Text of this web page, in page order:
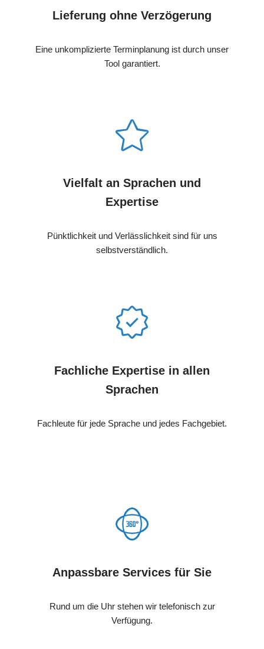
Lieferung ohne Verzögerung
Eine unkomplizierte Terminplanung ist durch unser
Tool garantiert.
Vielfalt an Sprachen und
Expertise
Pünktlichkeit und Verlässlichkeit sind für uns
selbstverständlich.
Fachliche Expertise in allen
Sprachen
Fachleute für jede Sprache und jedes Fachgebiet.
Anpassbare Services für Sie
Rund um die Uhr stehen wir telefonisch zur
Verfügung.